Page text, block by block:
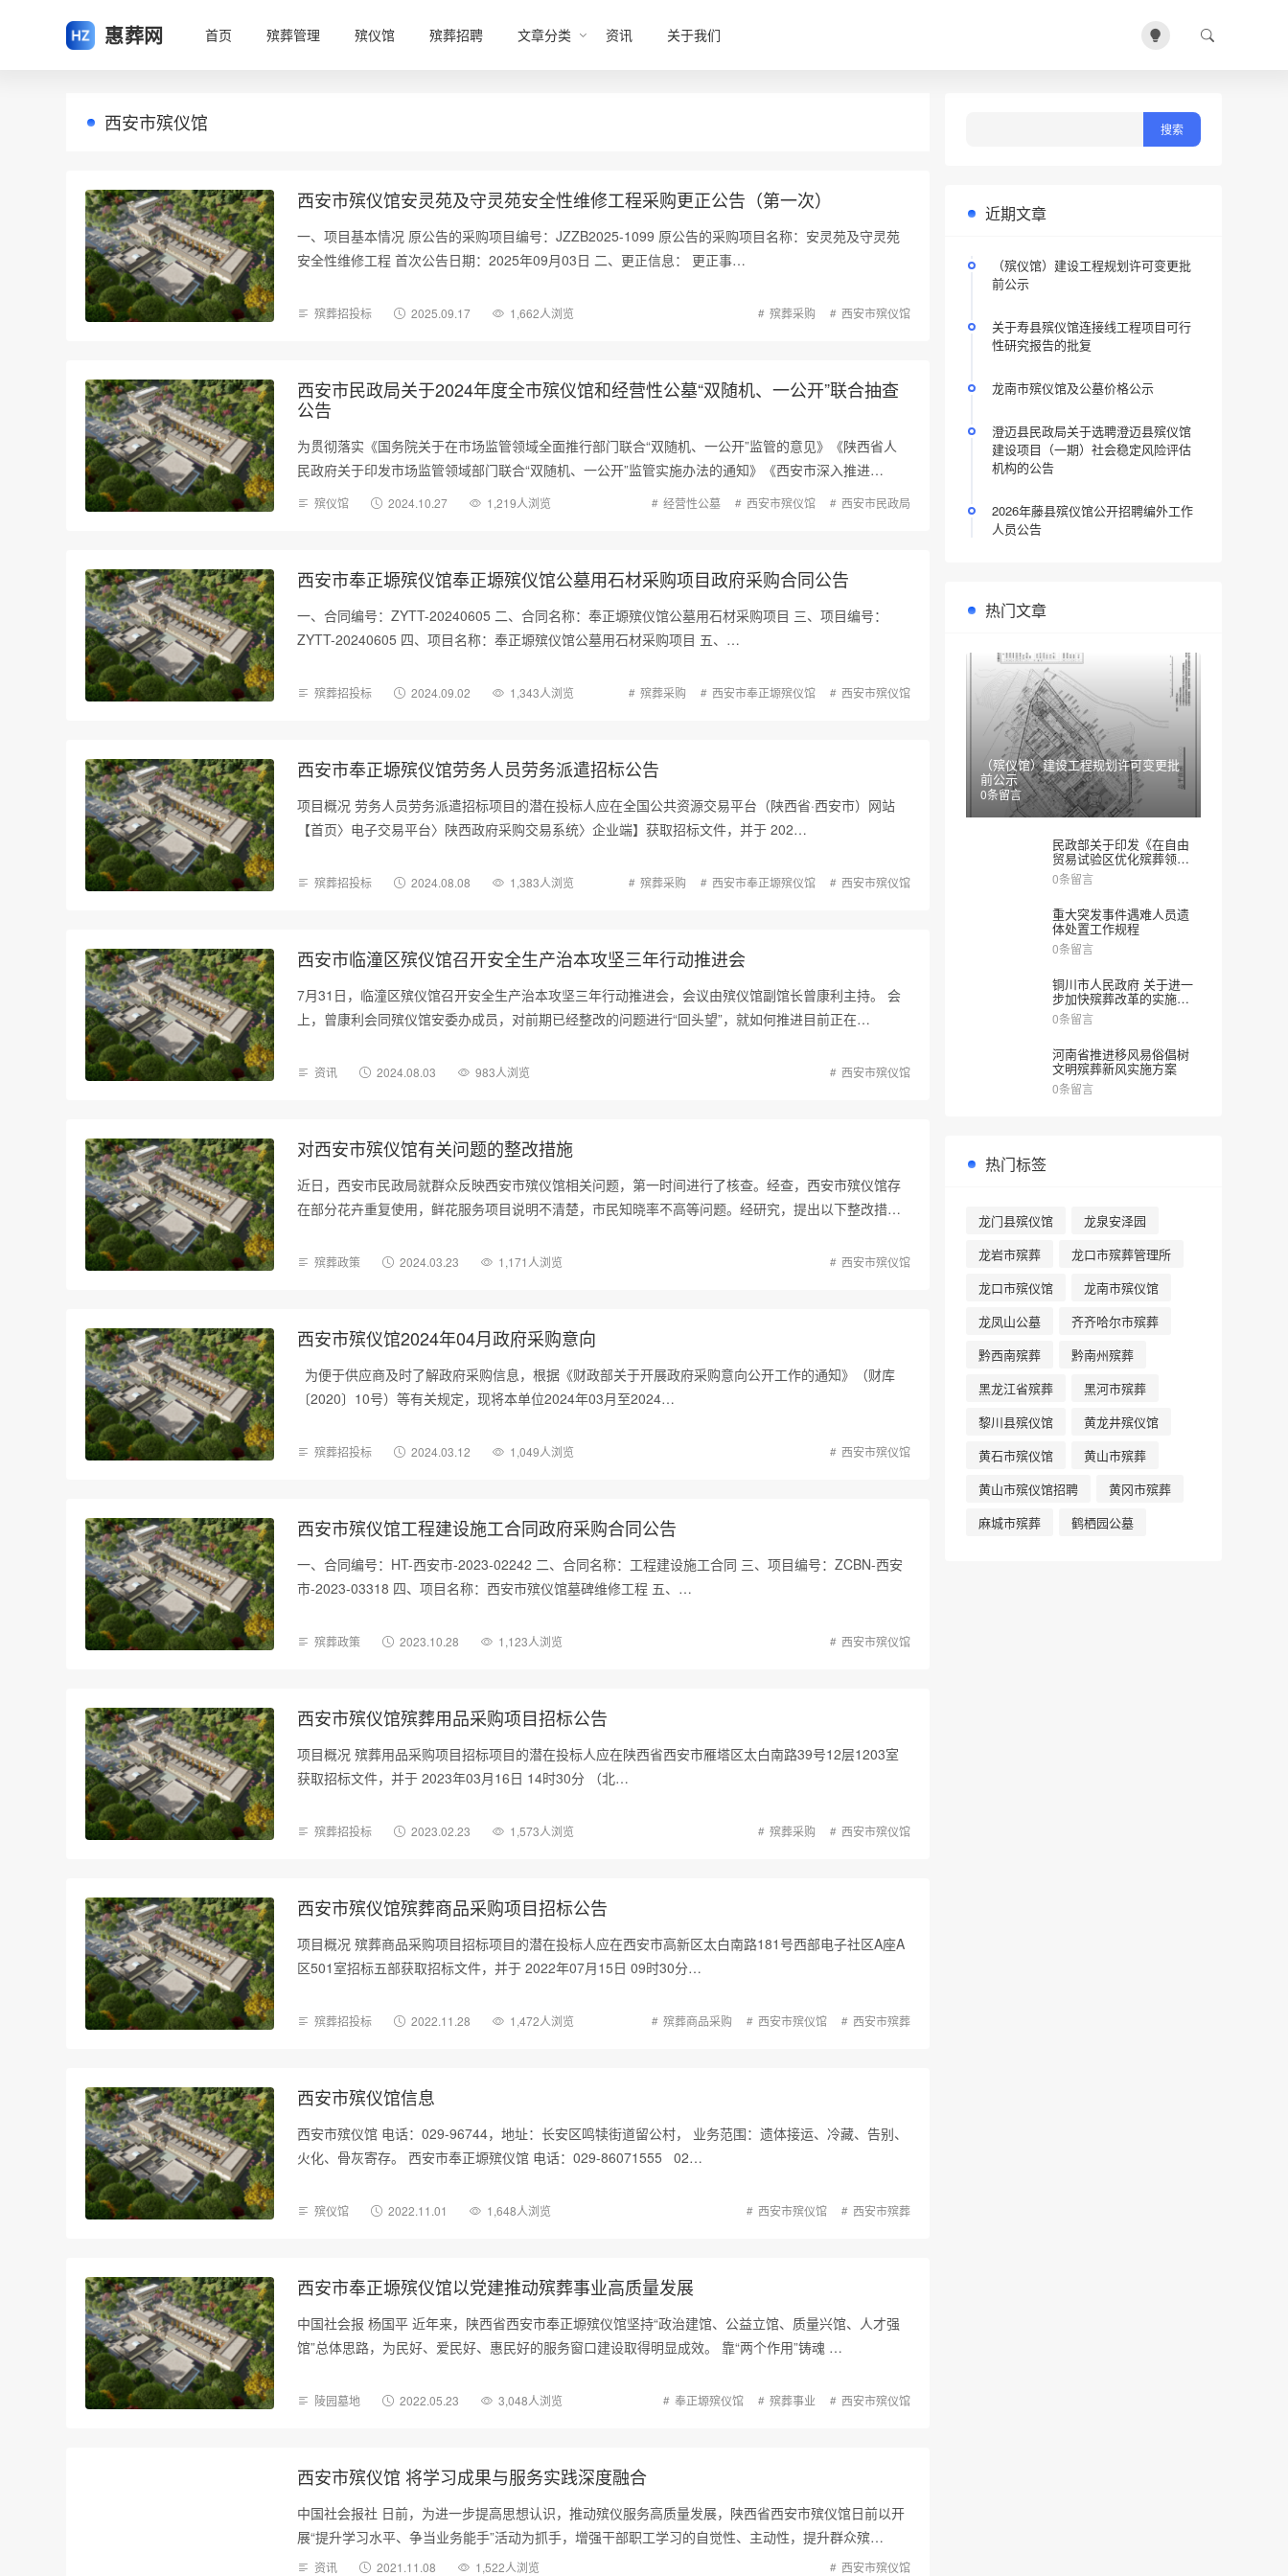
惠葬网 首页 殡葬管理 殡仪馆 殡葬招聘 文章分类 资讯 关于我们
西安市殡仪馆
西安市殡仪馆安灵苑及守灵苑安全性维修工程采购更正公告（第一次）
一、项目基本情况 原公告的采购项目编号：JZZB2025-1099 原公告的采购项目名称：安灵苑及守灵苑
安全性维修工程 首次公告日期：2025年09月03日 二、更正信息： 更正事…
殡葬招投标 2025.09.17 1,662人浏览 殡葬采购 西安市殡仪馆
西安市民政局关于2024年度全市殡仪馆和经营性公墓“双随机、一公开”联合抽查
公告
为贯彻落实《国务院关于在市场监管领域全面推行部门联合“双随机、一公开”监管的意见》《陕西省人
民政府关于印发市场监管领域部门联合“双随机、一公开”监管实施办法的通知》《西安市深入推进…
殡仪馆 2024.10.27 1,219人浏览 经营性公墓 西安市殡仪馆 西安市民政局
西安市奉正塬殡仪馆奉正塬殡仪馆公墓用石材采购项目政府采购合同公告
一、合同编号：ZYTT-20240605 二、合同名称：奉正塬殡仪馆公墓用石材采购项目 三、项目编号：
ZYTT-20240605 四、项目名称：奉正塬殡仪馆公墓用石材采购项目 五、…
殡葬招投标 2024.09.02 1,343人浏览 殡葬采购 西安市奉正塬殡仪馆 西安市殡仪馆
西安市奉正塬殡仪馆劳务人员劳务派遣招标公告
项目概况 劳务人员劳务派遣招标项目的潜在投标人应在全国公共资源交易平台（陕西省·西安市）网站
【首页〉电子交易平台〉陕西政府采购交易系统〉企业端】获取招标文件，并于 202…
殡葬招投标 2024.08.08 1,383人浏览 殡葬采购 西安市奉正塬殡仪馆 西安市殡仪馆
西安市临潼区殡仪馆召开安全生产治本攻坚三年行动推进会
7月31日，临潼区殡仪馆召开安全生产治本攻坚三年行动推进会，会议由殡仪馆副馆长曾康利主持。 会
上，曾康利会同殡仪馆安委办成员，对前期已经整改的问题进行“回头望”，就如何推进目前正在…
资讯 2024.08.03 983人浏览 西安市殡仪馆
对西安市殡仪馆有关问题的整改措施
近日，西安市民政局就群众反映西安市殡仪馆相关问题，第一时间进行了核查。经查，西安市殡仪馆存
在部分花卉重复使用，鲜花服务项目说明不清楚，市民知晓率不高等问题。经研究，提出以下整改措
殡葬政策 2024.03.23 1,171人浏览 西安市殡仪馆
西安市殡仪馆2024年04月政府采购意向
为便于供应商及时了解政府采购信息，根据《财政部关于开展政府采购意向公开工作的通知》（财库
〔2020〕10号）等有关规定，现将本单位2024年03月至2024…
殡葬招投标 2024.03.12 1,049人浏览 西安市殡仪馆
西安市殡仪馆工程建设施工合同政府采购合同公告
一、合同编号：HT-西安市-2023-02242 二、合同名称：工程建设施工合同 三、项目编号：ZCBN-西安
市-2023-03318 四、项目名称：西安市殡仪馆墓碑维修工程 五、…
殡葬政策 2023.10.28 1,123人浏览 西安市殡仪馆
西安市殡仪馆殡葬用品采购项目招标公告
项目概况 殡葬用品采购项目招标项目的潜在投标人应在陕西省西安市雁塔区太白南路39号12层1203室
获取招标文件，并于 2023年03月16日 14时30分 （北…
殡葬招投标 2023.02.23 1,573人浏览 殡葬采购 西安市殡仪馆
西安市殡仪馆殡葬商品采购项目招标公告
项目概况 殡葬商品采购项目招标项目的潜在投标人应在西安市高新区太白南路181号西部电子社区A座A
区501室招标五部获取招标文件，并于 2022年07月15日 09时30分…
殡葬招投标 2022.11.28 1,472人浏览 殡葬商品采购 西安市殡仪馆 西安市殡葬
西安市殡仪馆信息
西安市殡仪馆 电话：029-96744，地址：长安区鸣犊街道留公村， 业务范围：遗体接运、冷藏、告别、
火化、骨灰寄存。 西安市奉正塬殡仪馆 电话：029-86071555 02…
殡仪馆 2022.11.01 1,648人浏览 西安市殡仪馆 西安市殡葬
西安市奉正塬殡仪馆以党建推动殡葬事业高质量发展
中国社会报 杨国平 近年来，陕西省西安市奉正塬殡仪馆坚持“政治建馆、公益立馆、质量兴馆、人才强
馆”总体思路，为民好、爱民好、惠民好的服务窗口建设取得明显成效。 靠“两个作用”铸魂 …
陵园墓地 2022.05.23 3,048人浏览 奉正塬殡仪馆 殡葬事业 西安市殡仪馆
西安市殡仪馆 将学习成果与服务实践深度融合
中国社会报社 日前，为进一步提高思想认识，推动殡仪服务高质量发展，陕西省西安市殡仪馆日前以开
展“提升学习水平、争当业务能手”活动为抓手，增强干部职工学习的自觉性、主动性，提升群众殡…
资讯 2021.11.08 1,522人浏览 西安市殡仪馆
近期文章
（殡仪馆）建设工程规划许可变更批
前公示
关于寿县殡仪馆连接线工程项目可行
性研究报告的批复
龙南市殡仪馆及公墓价格公示
澄迈县民政局关于选聘澄迈县殡仪馆
建设项目（一期）社会稳定风险评估
机构的公告
2026年藤县殡仪馆公开招聘编外工作
人员公告
热门文章
（殡仪馆）建设工程规划许可变更批
前公示
0条留言
民政部关于印发《在自由
贸易试验区优化殡葬领域
涉企审批服务实施方案》
的通知
0条留言
重大突发事件遇难人员遗
体处置工作规程
0条留言
铜川市人民政府 关于进一
步加快殡葬改革的实施意
见
0条留言
河南省推进移风易俗倡树
文明殡葬新风实施方案
0条留言
热门标签
龙门县殡仪馆
龙泉安泽园
龙岩市殡葬
龙口市殡葬管理所
龙口市殡仪馆
龙南市殡仪馆
龙凤山公墓
齐齐哈尔市殡葬
黔西南殡葬
黔南州殡葬
黑龙江省殡葬
黑河市殡葬
黎川县殡仪馆
黄龙井殡仪馆
黄石市殡仪馆
黄山市殡葬
黄山市殡仪馆招聘
黄冈市殡葬
麻城市殡葬
鹤栖园公墓